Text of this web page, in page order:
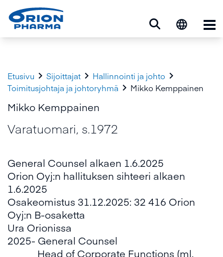
Etusivu  Sijoittajat  Hallinnointi ja johto 
Toimitusjohtaja ja johtoryhmä  Mikko Kemppainen
Mikko Kemppainen
Varatuomari, s.1972
General Counsel alkaen 1.6.2025
Orion Oyj:n hallituksen sihteeri alkaen
1.6.2025
Osakeomistus 31.12.2025: 32 416 Orion
Oyj:n B-osaketta
Ura Orionissa
2025- General Counsel
Head of Corporate Functions (ml.